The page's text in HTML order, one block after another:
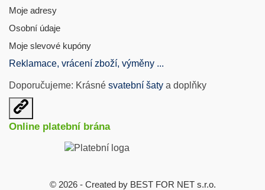
Moje adresy
Osobní údaje
Moje slevové kupóny
Reklamace, vrácení zboží, výměny ...
Doporučujeme: Krásné svatební šaty a doplňky
Otevřit
užitečné
odkazy
Online platební brána
© 2026 - Created by BEST FOR NET s.r.o.